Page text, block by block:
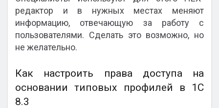
редактор и в нужных местах меняют
информацию, отвечающую за работу с
пользователями. Сделать это возможно, но
не желательно.
Как настроить права доступа на
основании типовых профилей в 1С
8.3